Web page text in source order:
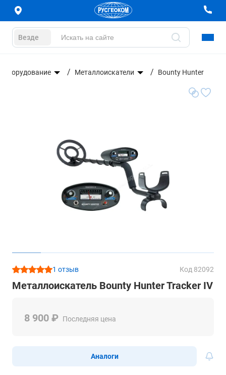
Везде
оборудование Металлоискатели Bounty Hunter
1 отзыв Код 82092
Металлоискатель Bounty Hunter Tracker IV
8 900 ₽ Последняя цена
Аналоги